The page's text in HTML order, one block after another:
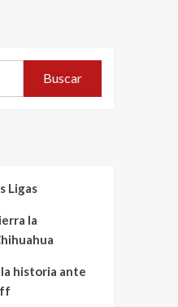
Buscar
Ligas
la
historia ante